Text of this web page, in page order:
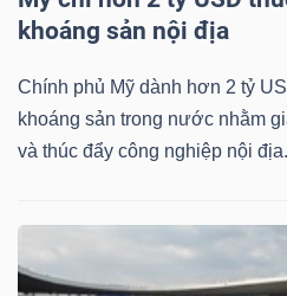
khoáng sản nội địa
Chính phủ Mỹ dành hơn 2 tỷ
khoáng sản trong nước nhằm
và thúc đẩy công nghiệp nội địa.
Truyền
tài
chính
Dữ